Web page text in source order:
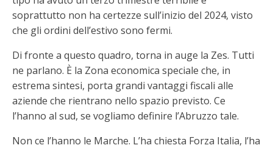
soprattutto non ha certezze sull’inizio del 2024, visto
che gli ordini dell’estivo sono fermi.
Di fronte a questo quadro, torna in auge la Zes. Tutti
ne parlano. È la Zona economica speciale che, in
estrema sintesi, porta grandi vantaggi fiscali alle
aziende che rientrano nello spazio previsto. Ce
l’hanno al sud, se vogliamo definire l’Abruzzo tale.
Non ce l’hanno le Marche. L’ha chiesta Forza Italia, l’ha